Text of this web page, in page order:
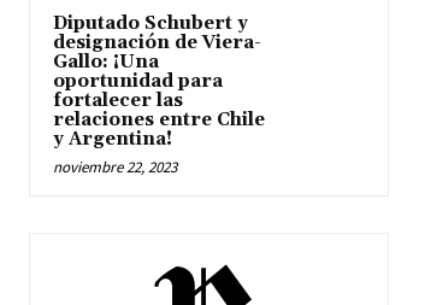
Diputado Schubert y
designación de Viera-
Gallo: ¡Una
oportunidad para
fortalecer las
relaciones entre Chile
y Argentina!
noviembre 22, 2023